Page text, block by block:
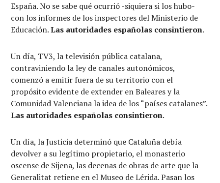
España. No se sabe qué ocurrió -siquiera si los hubo-
con los informes de los inspectores del Ministerio de
Educación.Las autoridades españolas consintieron.
Un día, TV3, la televisión pública catalana,
contraviniendo la ley de canales autonómicos,
comenzó a emitir fuera de su territorio con el
propósito evidente de extender en Baleares y la
Comunidad Valenciana la idea de los “países catalanes”.
Las autoridades españolas consintieron.
Un día, la Justicia determinó que Cataluña debía
devolver a su legítimo propietario, el monasterio
oscense de Sijena, las decenas de obras de arte que la
Generalitat retiene en el Museo de Lérida. Pasan los